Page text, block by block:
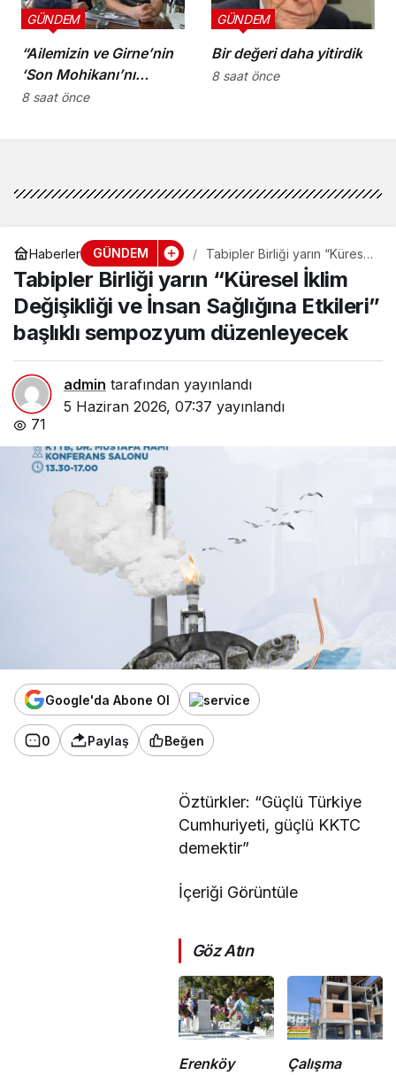
“Ailemizin ve Girne’nin
‘Son Mohikanı’nı
kaybettik”
GÜNDEM
8 saat önce
Bir değeri daha yitirdik
GÜNDEM
8 saat önce
Haberler GÜNDEM
Tabipler Birliği yarın “Küresel
İklim Değişikliği ve İnsan
Sağlığına Etkileri” başlıklı
sempozyum düzenleyecek
Tabipler Birliği yarın “Küresel İklim
Değişikliği ve İnsan Sağlığına Etkileri”
başlıklı sempozyum düzenleyecek
admin tarafından yayınlandı
5 Haziran 2026, 07:37 yayınlandı
71
Google'da Abone Ol
0 Paylaş Beğen
Öztürkler: “Güçlü Türkiye
Cumhuriyeti, güçlü KKTC
demektir”
İçeriği Görüntüle
Göz Atın
Erenköy
Çalışma